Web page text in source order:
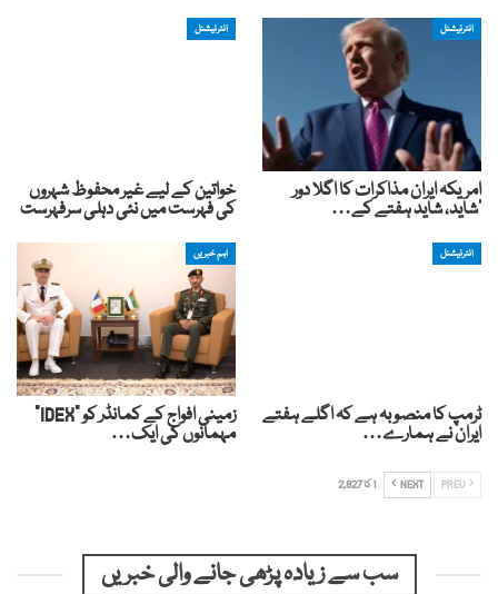
انٹرنیشنل
امریکہ ایران مذاکرات کا اگلا دور
‘شاید، شاید ہفتے کے…
انٹرنیشنل
خواتین کے لیے غیر محفوظ شہروں
کی فہرست میں نئی دہلی سرفہرست
انٹرنیشنل
ٹرمپ کا منصوبہ ہے کہ اگلے ہفتے
ایران نے ہمارے…
اہم خبریں
زمینی افواج کے کمانڈر کو "IDEX”
مہمانوں کی ایک…
NEXT 1 کا 2,827
سب سے زیادہ پڑھی جانے والی خبریں